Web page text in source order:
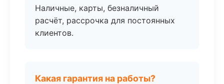
Наличные, карты, безналичный
расчёт, рассрочка для постоянных
клиентов.
Какая гарантия на работы?